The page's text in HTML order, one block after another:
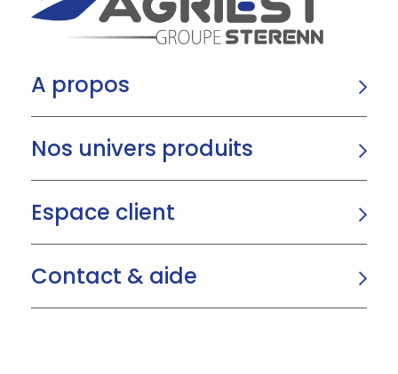
A propos
Nos univers produits
Espace client
Contact & aide